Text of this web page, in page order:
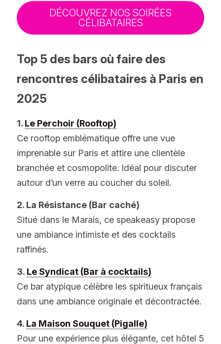
DÉCOUVREZ NOS SOIRÉES
CÉLIBATAIRES
Top 5 des bars où faire des
rencontres célibataires à Paris en
2025
1. Le Perchoir (Rooftop)
Ce rooftop emblématique offre une vue
imprenable sur Paris et attire une clientèle
branchée et cosmopolite. Idéal pour discuter
autour d’un verre au coucher du soleil.
2. La Résistance (Bar caché)
Situé dans le Marais, ce speakeasy propose
une ambiance intimiste et des cocktails
raffinés.
3. Le Syndicat (Bar à cocktails)
Ce bar atypique célèbre les spiritueux français
dans une ambiance originale et décontractée.
4. La Maison Souquet (Pigalle)
Pour une expérience plus élégante, cet hôtel 5